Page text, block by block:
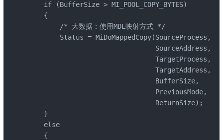
    if (BufferSize > MI_POOL_COPY_BYTES)
    {
        /* 大数据：使用MDL映射方式 */
        Status = MiDoMappedCopy(SourceProcess,
                                SourceAddress,
                                TargetProcess,
                                TargetAddress,
                                BufferSize,
                                PreviousMode,
                                ReturnSize);
    }
    else
    {